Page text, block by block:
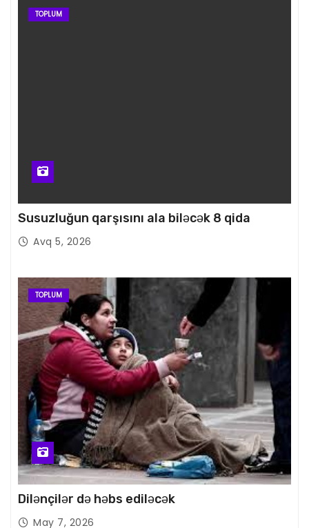
TOPLUM
Susuzluğun qarşısını ala biləcək 8 qida
Avq 5, 2026
TOPLUM
Dilənçilər də həbs ediləcək
May 7, 2026